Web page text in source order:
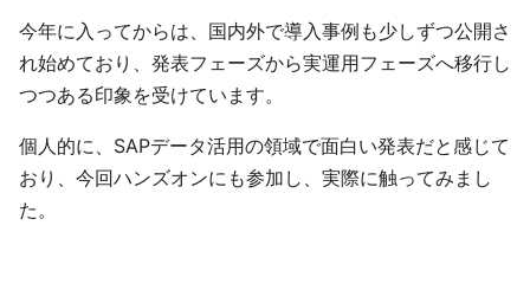
今年に入ってからは、国内外で導入事例も少しずつ公開さ
れ始めており、発表フェーズから実運用フェーズへ移行し
つつある印象を受けています。
個人的に、SAPデータ活用の領域で面白い発表だと感じて
おり、今回ハンズオンにも参加し、実際に触ってみまし
た。